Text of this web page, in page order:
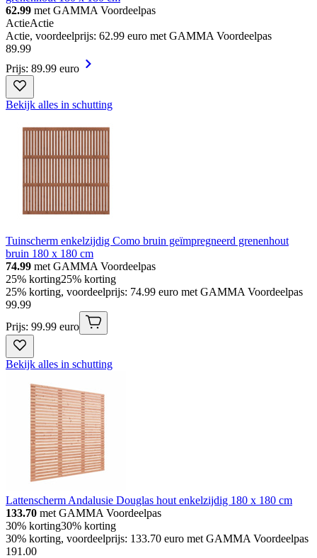
62.99 met GAMMA Voordeelpas
ActieActie
Actie, voordeelprijs: 62.99 euro met GAMMA Voordeelpas
89.99
Prijs: 89.99 euro
Bekijk alles in schutting
Tuinscherm enkelzijdig Como bruin geïmpregneerd grenenhout
bruin 180 x 180 cm
74.99 met GAMMA Voordeelpas
25% korting25% korting
25% korting, voordeelprijs: 74.99 euro met GAMMA Voordeelpas
99.99
Prijs: 99.99 euro
Bekijk alles in schutting
Lattenscherm Andalusie Douglas hout enkelzijdig 180 x 180 cm
133.70 met GAMMA Voordeelpas
30% korting30% korting
30% korting, voordeelprijs: 133.70 euro met GAMMA Voordeelpas
191 .00